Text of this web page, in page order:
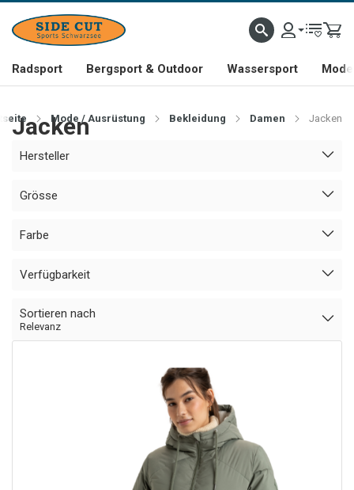
Radsport Bergsport & Outdoor Wassersport
Mode / Ausrüstung Bekleidung Damen Jacken
Jacken
Hersteller
Grösse
Farbe
Verfügbarkeit
Sortieren nach
Relevanz